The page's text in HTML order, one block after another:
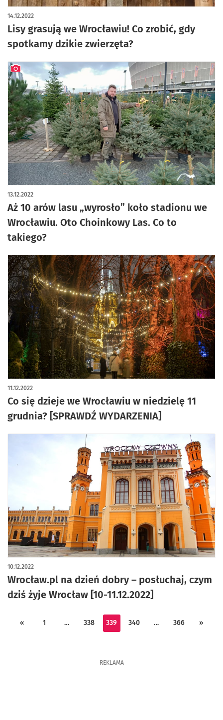
Lisy grasują we Wrocławiu! Co zrobić, gdy
spotkamy dzikie zwierzęta?
14.12.2022
Aż 10 arów lasu „wyrosło” koło stadionu we
Wrocławiu. Oto Choinkowy Las. Co to
takiego?
13.12.2022
artykuł z galerią zdjęć
Co się dzieje we Wrocławiu w niedzielę 11
grudnia? [SPRAWDŹ WYDARZENIA]
11.12.2022
Wrocław.pl na dzień dobry – posłuchaj, czym
dziś żyje Wrocław [10-11.12.2022]
10.12.2022
« 1 … 338 339 340 … 366 »
REKLAMA